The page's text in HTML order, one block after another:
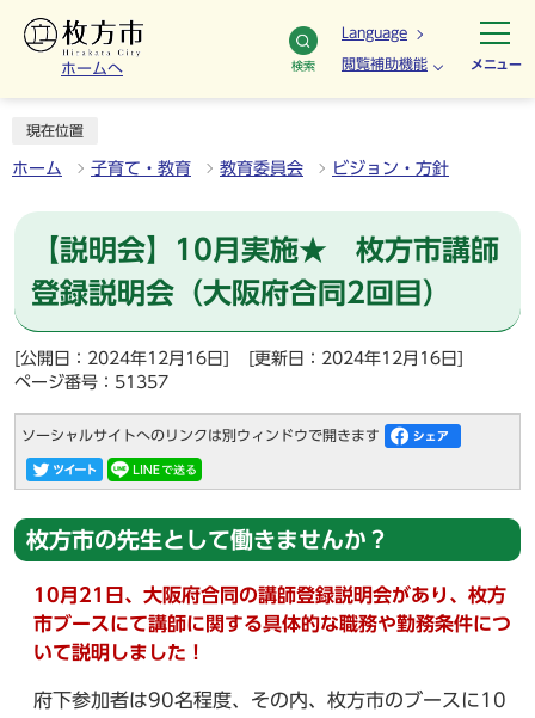
ホームへ 検索
Language
閲覧補助機能 メニュー
現在位置
ホーム 子育て・教育 教育委員会 ビジョン・方針
【説明会】10月実施★ 枚方市講師
登録説明会（大阪府合同2回目）
[公開日：2024年12月16日]
[更新日：2024年12月16日]
ページ番号：51357
ソーシャルサイトへのリンクは別ウィンドウで開きます
枚方市の先生として働きませんか？
10月21日、 大阪府合同の講師登録説明会があり、枚方
市ブースにて講師に関する具体的な職務や勤務条件につ
いて説明しました！
府下参加者は90名程度、その内、枚方市のブースに10